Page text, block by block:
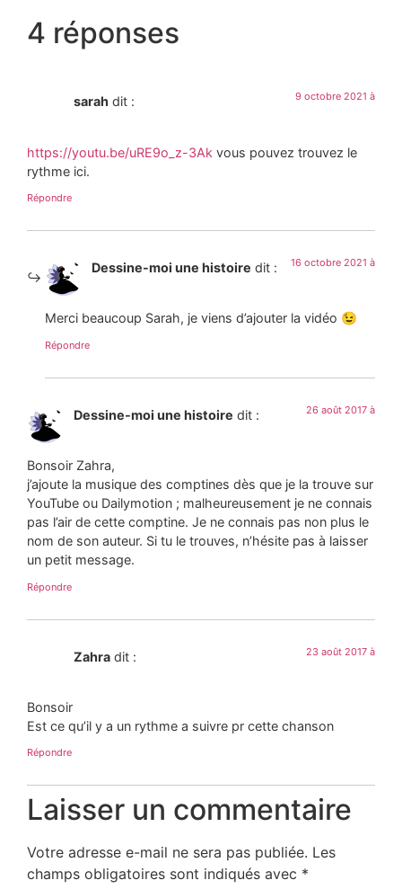
4 réponses
sarah dit : 9 octobre 2021 à
https://youtu.be/uRE9o_z-3Ak vous pouvez trouvez le
rythme ici.
Répondre
Dessine-moi une histoire dit : 16 octobre 2021 à
Merci beaucoup Sarah, je viens d’ajouter la vidéo 😉
Répondre
Dessine-moi une histoire dit : 26 août 2017 à
Bonsoir Zahra,
j’ajoute la musique des comptines dès que je la trouve sur
YouTube ou Dailymotion ; malheureusement je ne connais
pas l’air de cette comptine. Je ne connais pas non plus le
nom de son auteur. Si tu le trouves, n’hésite pas à laisser
un petit message.
Répondre
Zahra dit : 23 août 2017 à
Bonsoir
Est ce qu’il y a un rythme a suivre pr cette chanson
Répondre
Laisser un commentaire
Votre adresse e-mail ne sera pas publiée. Les
champs obligatoires sont indiqués avec *